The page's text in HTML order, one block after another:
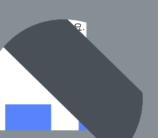
하시길 권장드려요.